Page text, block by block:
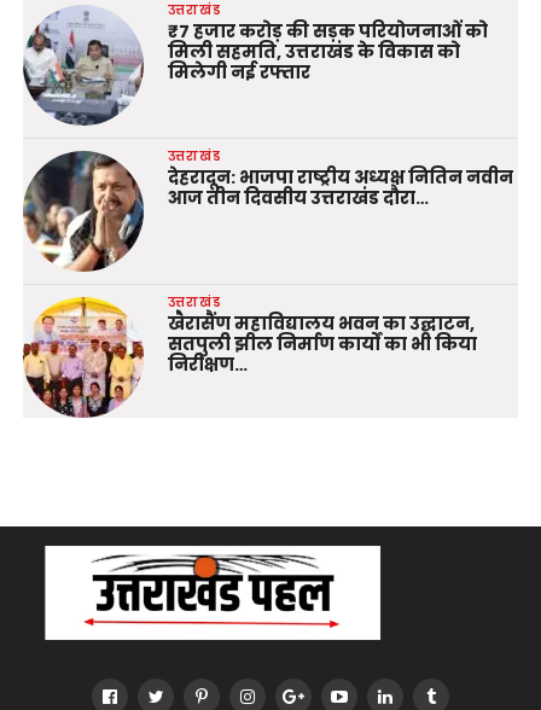
उत्तराखंड
₹7 हजार करोड़ की सड़क परियोजनाओं को
मिली सहमति, उत्तराखंड के विकास को
मिलेगी नई रफ्तार
उत्तराखंड
देहरादून: भाजपा राष्ट्रीय अध्यक्ष नितिन नवीन
आज तीन दिवसीय उत्तराखंड दौरा…
उत्तराखंड
खैरासैंण महाविद्यालय भवन का उद्घाटन,
सतपुली झील निर्माण कार्यों का भी किया
निरीक्षण…